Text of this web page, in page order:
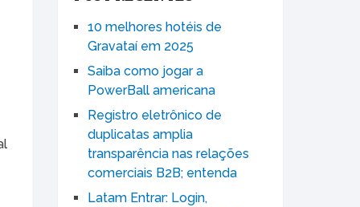
10 melhores hotéis de
Gravataí em 2025
Saiba como jogar a
PowerBall americana
Registro eletrônico de
duplicatas amplia
transparência nas relações
comerciais B2B; entenda
Latam Entrar: Login,